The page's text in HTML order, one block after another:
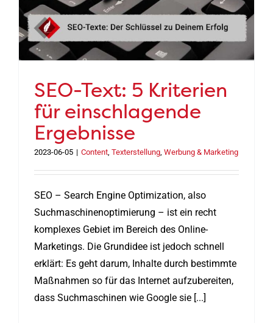
SEO-Text: 5 Kriterien
für einschlagende
Ergebnisse
2023-06-05 | Content Texterstellung Werbung & Marketing
SEO – Search Engine Optimization, also
Suchmaschinenoptimierung – ist ein recht
komplexes Gebiet im Bereich des Online-
Marketings. Die Grundidee ist jedoch schnell
erklärt: Es geht darum, Inhalte durch bestimmte
Maßnahmen so für das Internet aufzubereiten,
dass Suchmaschinen wie Google sie [...]